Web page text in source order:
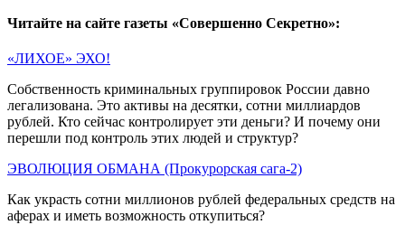
Читайте на сайте газеты «Совершенно Секретно»:
«ЛИХОЕ» ЭХО!
Собственность криминальных группировок России давно
легализована. Это активы на десятки, сотни миллиардов
рублей. Кто сейчас контролирует эти деньги? И почему они
перешли под контроль этих людей и структур?
ЭВОЛЮЦИЯ ОБМАНА (Прокурорская сага-2)
Как украсть сотни миллионов рублей федеральных средств на
аферах и иметь возможность откупиться?